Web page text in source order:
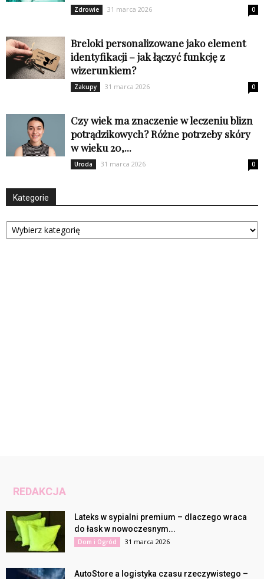
Zdrowie 31 marca 2026 0
Breloki personalizowane jako element
identyfikacji – jak łączyć funkcję z
wizerunkiem?
Zakupy 31 marca 2026 0
Czy wiek ma znaczenie w leczeniu blizn
potrądzikowych? Różne potrzeby skóry
w wieku 20,...
Uroda 31 marca 2026 0
Kategorie
Kategorie
REDAKCJA
Lateks w sypialni premium – dlaczego wraca
do łask w nowoczesnym...
Dom i Ogród 31 marca 2026
AutoStore a logistyka czasu rzeczywistego –